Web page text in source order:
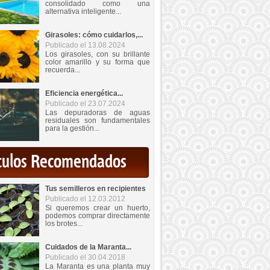
consolidado como una
alternativa inteligente...
Girasoles: cómo cuidarlos,...
Publicado el 13.08.2024
Los girasoles, con su brillante
color amarillo y su forma que
recuerda...
Eficiencia energética...
Publicado el 23.07.2024
Las depuradoras de aguas
residuales son fundamentales
para la gestión...
Recomendados
Tus semilleros en recipientes
Publicado el 12.03.2012
Si queremos crear un huerto,
podemos comprar directamente
los brotes...
Cuidados de la Maranta...
Publicado el 30.04.2018
La Maranta es una planta muy